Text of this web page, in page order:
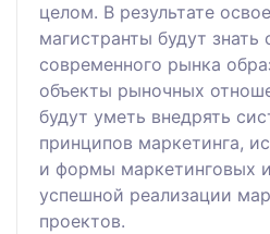
целом. В результате
магистранты будут знать
современного рынка
объекты рыночных
будут уметь внедрять
принципов маркетинга,
и формы маркетинговых
успешной реализации
проектов.